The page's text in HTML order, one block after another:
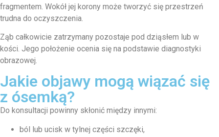
fragmentem. Wokół jej korony może tworzyć się przestrzeń
trudna do oczyszczenia.
Ząb całkowicie zatrzymany pozostaje pod dziąsłem lub w
kości. Jego położenie ocenia się na podstawie diagnostyki
obrazowej.
Jakie objawy mogą wiązać się
z ósemką?
Do konsultacji powinny skłonić między innymi:
ból lub ucisk w tylnej części szczęki,